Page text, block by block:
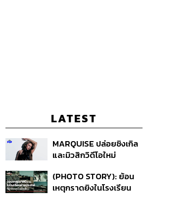
LATEST
MARQUISE ปล่อยซิงเกิล
และมิวสิกวิดีโอใหม่
สัมพันธ์สุด Toxic
(PHOTO STORY): ย้อน
เหตุกราดยิงในโรงเรียน